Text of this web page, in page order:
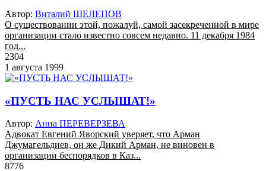
Автор: Виталий ШЕЛЕПОВ
О существовании этой, пожалуй, самой засекреченной в мире
организации стало известно совсем недавно. 11 декабря 1984
год...
2304
1 августа 1999
«ПУСТЬ НАС УСЛЫШАТ!»
Автор: Анна ПЕРЕВЕРЗЕВА
Адвокат Евгений Яворский уверяет, что Арман
Джумагельдиев, он же Дикий Арман, не виновен в
организации беспорядков в Каз...
8776